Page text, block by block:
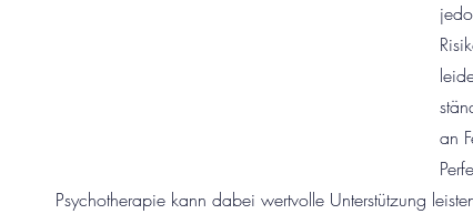
an
Psychotherapie kann dabei wertvolle Unterstützung